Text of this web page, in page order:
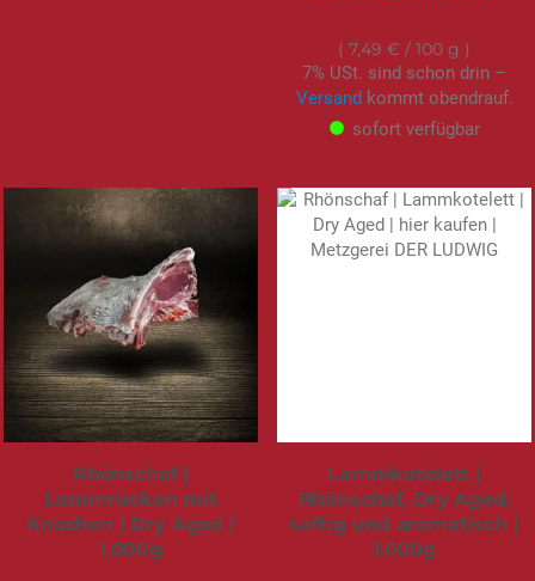
7,49 € / 100 g
7% USt. sind schon drin –
Versand kommt obendrauf.
sofort verfügbar
Rhönschaf |
Lammrücken mit
Knochen | Dry Aged |
1.000g
Lammkotelett |
Rhönschaf, Dry Aged,
saftig und aromatisch |
1.000g